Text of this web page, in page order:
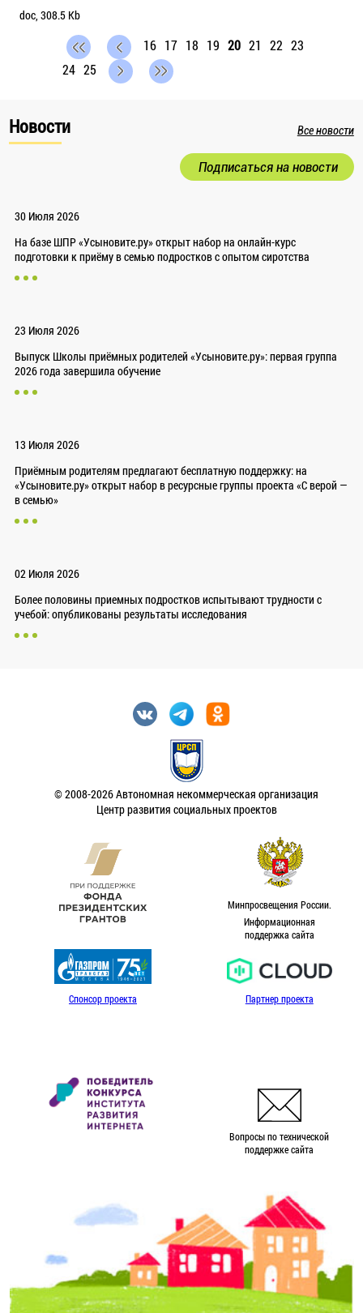
doc, 308.5 Kb
16 17 18 19 20 21 22 23
24 25
Новости Все новости
Подписаться на новости
30 Июля 2026
На базе ШПР «Усыновите.ру» открыт набор на онлайн-курс
подготовки к приёму в семью подростков с опытом сиротства
23 Июля 2026
Выпуск Школы приёмных родителей «Усыновите.ру»: первая группа
2026 года завершила обучение
13 Июля 2026
Приёмным родителям предлагают бесплатную поддержку: на
«Усыновите.ру» открыт набор в ресурсные группы проекта «С верой —
в семью»
02 Июля 2026
Более половины приемных подростков испытывают трудности с
учебой: опубликованы результаты исследования
© 2008-2026 Автономная некоммерческая организация
Центр развития социальных проектов
Минпросвещения России.
Информационная
поддержка сайта
Спонсор проекта Партнер проекта
Вопросы по технической
поддержке сайта